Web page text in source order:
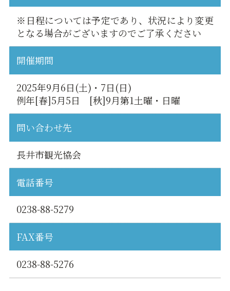
※日程については予定であり、状況により変更
となる場合がございますのでご了承ください
開催期間
2025年9月6日(土)・7日(日)
例年[春]5月5日 [秋]9月第1土曜・日曜
問い合わせ先
長井市観光協会
電話番号
0238-88-5279
FAX番号
0238-88-5276